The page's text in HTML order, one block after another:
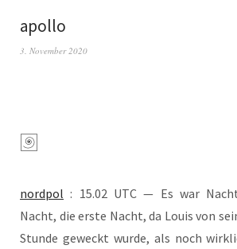
apollo
3. November 2020
nord­pol : 15.02 UTC — Es war
Nacht, die ers­te Nacht, da Lou­is von
Stun­de geweckt wur­de, als noch